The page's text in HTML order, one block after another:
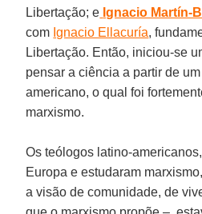
Libertação; e Ignacio Martín-
com Ignacio Ellacuría,
Libertação. Então, iniciou-se
pensar a ciência a partir de
americano, o qual foi
marxismo.
Os teólogos latino-
Europa e estudaram
a visão de comunidade, de